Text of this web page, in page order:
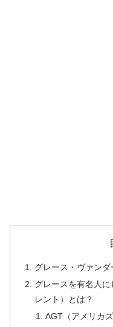
グレース・ヴァンダ
グレースを有名人
レント）とは？
AGT（アメリカ